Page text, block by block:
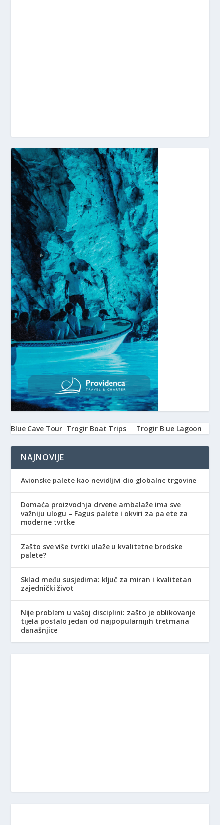
Blue Cave Tour Trogir Boat Trips Trogir Blue Lagoon
NAJNOVIJE
Avionske palete kao nevidljivi dio globalne trgovine
Domaća proizvodnja drvene ambalaže ima sve
važniju ulogu – Fagus palete i okviri za palete za
moderne tvrtke
Zašto sve više tvrtki ulaže u kvalitetne brodske
palete?
Sklad među susjedima: ključ za miran i kvalitetan
zajednički život
Nije problem u vašoj disciplini: zašto je oblikovanje
tijela postalo jedan od najpopularnijih tretmana
današnjice